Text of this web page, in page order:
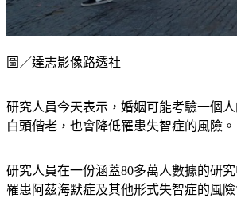
圖／達志影像路透社
研究人員今天表示，婚姻可能考驗一個
白頭偕老，也會降低罹患失智症的風險。
研究人員在一份涵蓋80多萬人數據的研
罹患阿茲海默症及其他形式失智症的風險